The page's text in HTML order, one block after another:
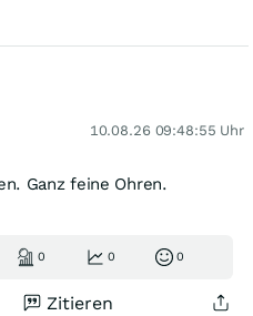
10.08.26 09:48:55 Uhr
Ganz feine Ohren.
0 0 0
Zitieren